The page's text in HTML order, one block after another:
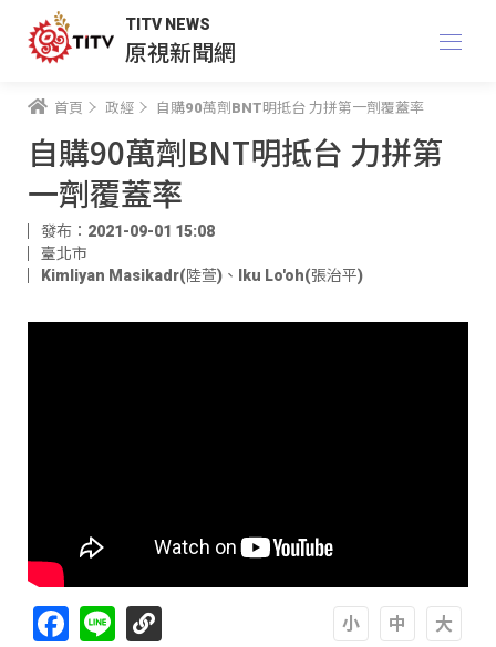
TITV NEWS
原視新聞網
首頁 政經 自購90萬劑BNT明抵台 力拼第一劑覆蓋率
自購90萬劑BNT明抵台 力拼第
一劑覆蓋率
發布：2021-09-01 15:08
臺北市
Kimliyan Masikadr(陸萱) 、 Iku Lo'oh(張治平)
Facebook
Line